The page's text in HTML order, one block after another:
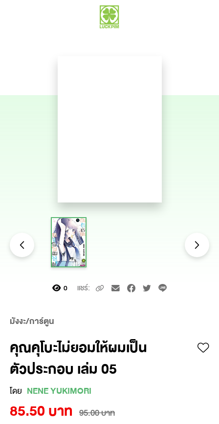
0 แชร์:
มังงะ/การ์ตูน
คุณคุโบะไม่ยอมให้ผมเป็น
ตัวประกอบ เล่ม 05
โดย NENE YUKIMORI
85.50 บาท 95.00 บาท